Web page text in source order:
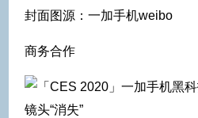
封面图源：一加手机weibo
商务合作